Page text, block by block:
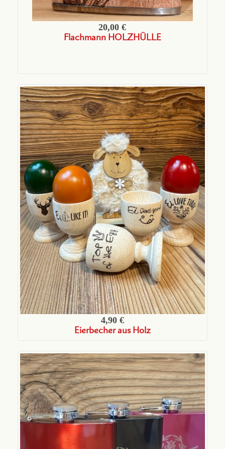
20,00 €
Flachmann HOLZHÜLLE
4,90 €
Eierbecher aus Holz